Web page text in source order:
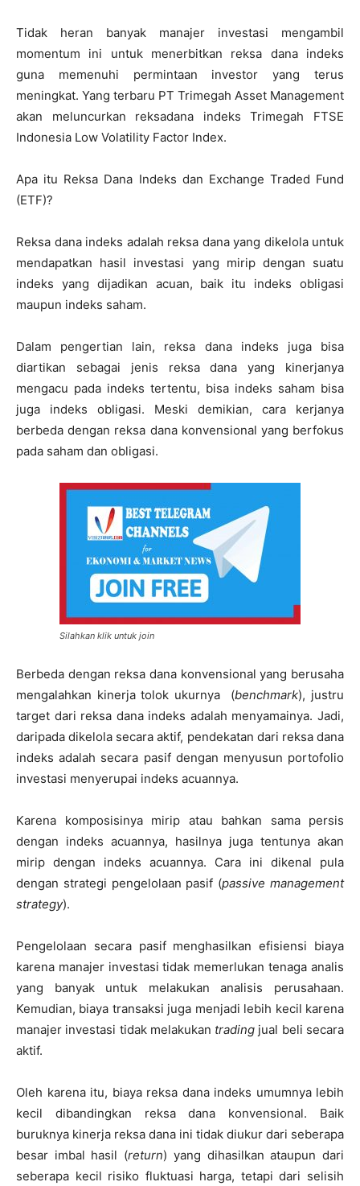
Tidak heran banyak manajer investasi mengambil
momentum ini untuk menerbitkan reksa dana indeks
guna memenuhi permintaan investor yang terus
meningkat. Yang terbaru PT Trimegah Asset Management
akan meluncurkan reksadana indeks Trimegah FTSE
Indonesia Low Volatility Factor Index.
Apa itu Reksa Dana Indeks dan Exchange Traded Fund
(ETF)?
Reksa dana indeks adalah reksa dana yang dikelola untuk
mendapatkan hasil investasi yang mirip dengan suatu
indeks yang dijadikan acuan, baik itu indeks obligasi
maupun indeks saham.
Dalam pengertian lain, reksa dana indeks juga bisa
diartikan sebagai jenis reksa dana yang kinerjanya
mengacu pada indeks tertentu, bisa indeks saham bisa
juga indeks obligasi. Meski demikian, cara kerjanya
berbeda dengan reksa dana konvensional yang berfokus
pada saham dan obligasi.
Silahkan klik untuk join
Berbeda dengan reksa dana konvensional yang berusaha
mengalahkan kinerja tolok ukurnya (benchmark), justru
target dari reksa dana indeks adalah menyamainya. Jadi,
daripada dikelola secara aktif, pendekatan dari reksa dana
indeks adalah secara pasif dengan menyusun portofolio
investasi menyerupai indeks acuannya.
Karena komposisinya mirip atau bahkan sama persis
dengan indeks acuannya, hasilnya juga tentunya akan
mirip dengan indeks acuannya. Cara ini dikenal pula
dengan strategi pengelolaan pasif (passive management
strategy).
Pengelolaan secara pasif menghasilkan efisiensi biaya
karena manajer investasi tidak memerlukan tenaga analis
yang banyak untuk melakukan analisis perusahaan.
Kemudian, biaya transaksi juga menjadi lebih kecil karena
manajer investasi tidak melakukan trading jual beli secara
aktif.
Oleh karena itu, biaya reksa dana indeks umumnya lebih
kecil dibandingkan reksa dana konvensional. Baik
buruknya kinerja reksa dana ini tidak diukur dari seberapa
besar imbal hasil (return) yang dihasilkan ataupun dari
seberapa kecil risiko fluktuasi harga, tetapi dari selisih